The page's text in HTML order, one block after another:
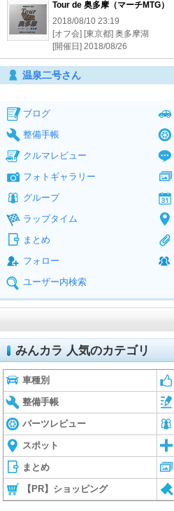
Tour de 奥多摩（マーチMTG）
2018/08/10 23:19
[オフ会] [東京都] 奥多摩湖
[開催日] 2018/08/26
温泉二号さん
ブログ
整備手帳
クルマレビュー
フォトギャラリー
グループ
ラップタイム
まとめ
フォロー
ユーザー内検索
みんカラ 人気のカテゴリ
車種別
整備手帳
パーツレビュー
スポット
まとめ
【PR】ショッピング